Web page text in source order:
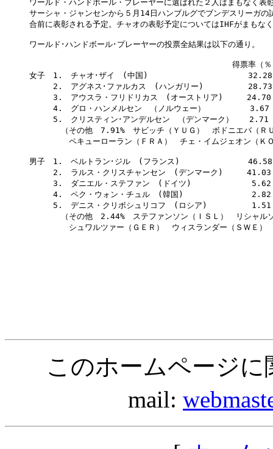
ワールド・ハンドボール・プレーヤーに選ばれた２人はまもなく表
サーシャ・ジャンセンから５月14日ハンブルグでブンデスリーガの
合前に表彰される予定。チャオの表彰予定についてはIHFがまもな
ワールド･ハンドボール･プレーヤーの投票全結果は以下の通り。
得票率（％
女子　1.　チャオ･ザイ　(中国)　　　　　　　　　　　　 32.28
2.　アグネス･ファルカス　(ハンガリー)　　　　　 28.73
3.　アウスラ・フリドリカス　(オーストリア)　　　24.70
4.　グロ・ハンメルセン　（ノルウェー）　　　　　 3.67
5.　クリスティン･アンデルセン　（デンマーク）　　2.71
（その他　7.91%　サビッチ（ＹＵＧ）　ボドニエバ（Ｒ
ペキューローラン（ＦＲＡ）　チェ・イムジェオン（Ｋ
男子　1.　ベルトラン･ジル　(フランス)　　　　　　　　 46.58
2.　ラルス・クリスチャンセン　(デンマーク)　　　41.03
3.　ダニエル・ステファン　(ドイツ)　　　　　　　 5.62
4.　ペク・ウォン・チュル　(韓国)　　　　　　　　 2.82
5.　デニス・クリボシュリコフ　(ロシア)　　　　　 1.51
（その他　2.44%　ステファンソン（ＩＳＬ）　リシャル
シュワルツァー（ＧＥＲ）　ウィスランダー（ＳＷＥ）
このホームページ
mail: